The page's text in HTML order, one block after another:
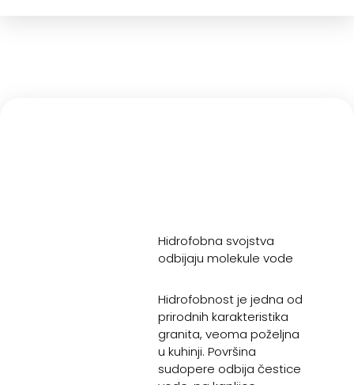
Hidrofobna svojstva
odbijaju molekule vode
Hidrofobnost je jedna od
prirodnih karakteristika
granita, veoma poželjna
u kuhinji. Površina
sudopere odbija čestice